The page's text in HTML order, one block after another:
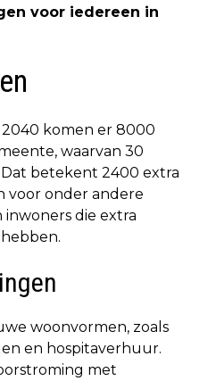
voor iedereen in
komen er 8000
waarvan 30
betekent 2400 extra
voor onder andere
die extra
woonvormen, zoals
en hospitaverhuur.
met